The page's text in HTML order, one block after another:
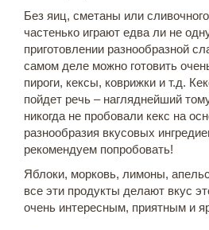
Без яиц, сметаны или
частенько играют едва ли не
приготовлении разнообразной
самом деле можно готовить
пироги, кексы, коврижки и т.д.
пойдет речь – нагляднейший
никогда не пробовали кекс на
разнообразия вкусовых
рекомендуем попробовать!
Яблоки, морковь, лимоны,
все эти продукты делают вкус
очень интересным, приятным и